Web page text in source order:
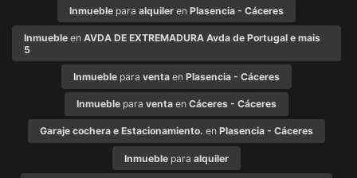
Inmueble para alquiler en Plasencia - Cáceres
Inmueble enAVDA DE EXTREMADURA Avda de Portugal e mais
5
Inmueble para venta en Plasencia - Cáceres
Inmueble para venta en Cáceres - Cáceres
Garaje cochera e Estacionamiento. en Plasencia - Cáceres
Inmueble para alquiler